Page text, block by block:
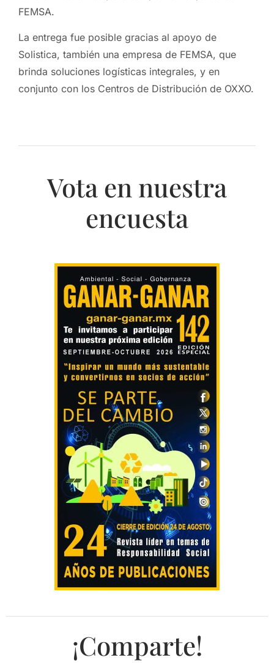
FEMSA.
La entrega fue posible gracias al apoyo de
Solistica, también una empresa de FEMSA, que
brinda soluciones logísticas integrales, y en
conjunto con los Centros de Distribución de OXXO.
Vota en nuestra
encuesta
¡Comparte!